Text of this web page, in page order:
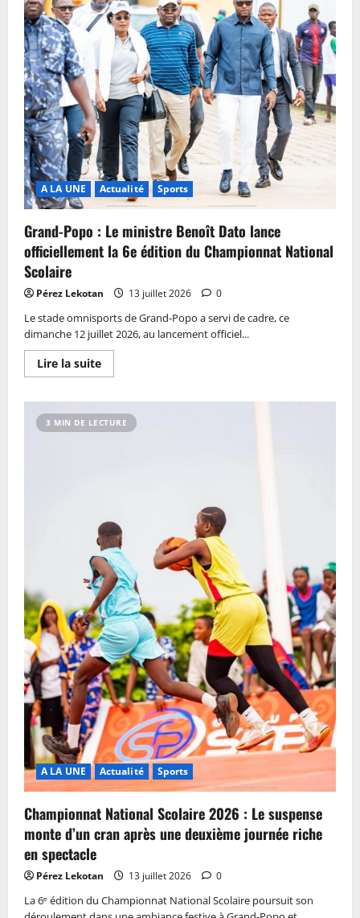
A LA UNE Actualité Sports
Grand-Popo : Le ministre Benoît Dato lance
officiellement la 6e édition du Championnat National
Scolaire
Pérez Lekotan 13 juillet 2026 0
Le stade omnisports de Grand-Popo a servi de cadre, ce
dimanche 12 juillet 2026, au lancement officiel...
Lire la suite
3 MIN DE LECTURE
A LA UNE Actualité Sports
Championnat National Scolaire 2026 : Le suspense
monte d’un cran après une deuxième journée riche
en spectacle
Pérez Lekotan 13 juillet 2026 0
La 6ᵉ édition du Championnat National Scolaire poursuit son